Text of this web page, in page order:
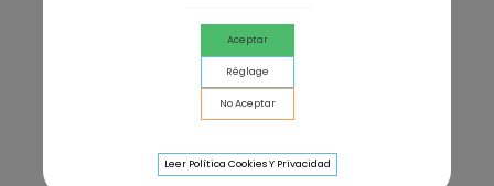
Aceptar
Réglage
No Aceptar
Leer Política Cookies Y Privacidad